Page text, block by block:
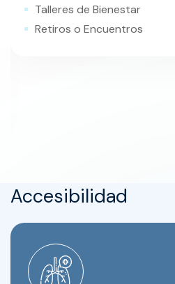
Talleres de Bienestar
Retiros o Encuentros
Accesibilidad